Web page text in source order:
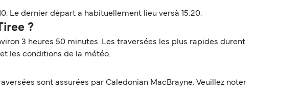
Le dernier départ a habituellement lieu versà 15:20.
?
3 heures 50 minutes. Les traversées les plus rapides durent
les conditions de la météo.
sont assurées par Caledonian MacBrayne. Veuillez noter